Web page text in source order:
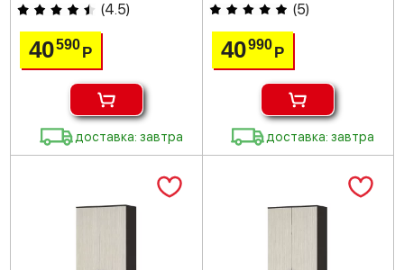
(4.5)
40590Р
доставка: завтра
(5)
40990 Р
доставка: завтра